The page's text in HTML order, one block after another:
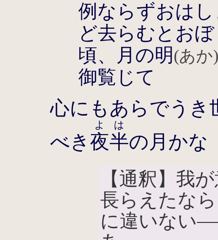
例ならずおは
ど去らむとお
頃、月の明(あか)
御覧じて
心にもあらでうき
べき夜半
よは
の月かな
【通釈】我
長らえたな
に違いない